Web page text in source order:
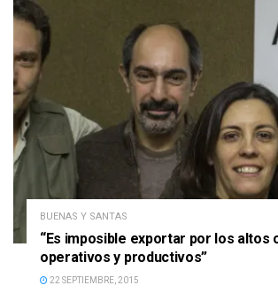
BUENAS Y SANTAS
“Es imposible exportar por los altos
operativos y productivos”
22 SEPTIEMBRE, 2015